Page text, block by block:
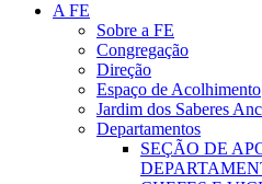
A FE
Sobre a FE
Congregação
Direção
Espaço de Acolhimento
Jardim dos Saberes
Departamentos
SEÇÃO DE